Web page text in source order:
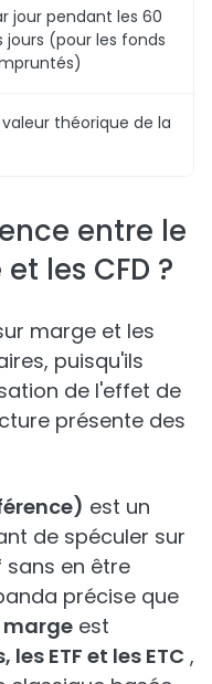
jour pendant les 60
jours (pour les fonds
valeur théorique de la
entre le
les CFD ?
marge et les
puisqu'ils
de l'effet de
présente des
est un
de spéculer sur
sans en être
précise que
est
ETF et les ETC ,